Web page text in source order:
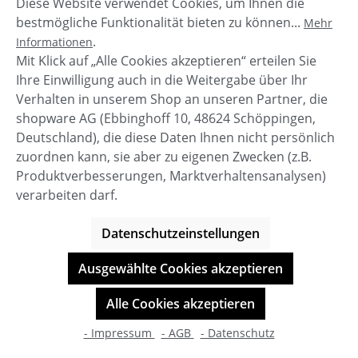
Service-Hotline
Informationen
© BOOTBAY-n-others
Alle Preise inkl. gesetzl. Mehrwertsteuer zzgl.
Versandkosten
Shop-Entwicklung durchcookie.design
bestmögliche Funktionalität bieten zu können... Mehr
Informationen.
Mit Klick auf „Alle Cookies akzeptieren“ erteilen Sie
Ihre Einwilligung auch in die Weitergabe über Ihr
Verhalten in unserem Shop an unseren Partner, die
shopware AG (Ebbinghoff 10, 48624 Schöppingen,
Deutschland), die diese Daten Ihnen nicht persönlich
zuordnen kann, sie aber zu eigenen Zwecken (z.B.
Produktverbesserungen, Marktverhaltensanalysen)
verarbeiten darf.
Datenschutzeinstellungen
Ausgewählte Cookies akzeptieren
Alle Cookies akzeptieren
- Impressum - AGB - Datenschutz